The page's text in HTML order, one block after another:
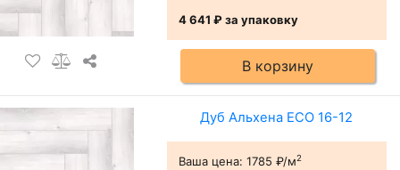
4 641 ₽за упаковку
В корзину
Дуб Альхена ЕСО 16-12
Ваша цена: 1785 ₽/м2